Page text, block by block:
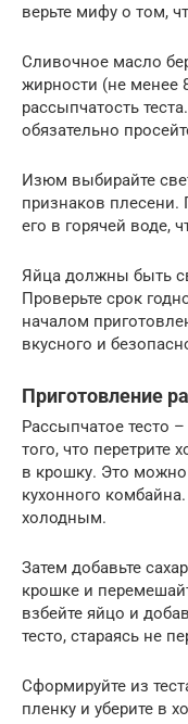
верьте мифу о том,
Сливочное масло
жирности (не менее
рассыпчатость
обязательно
Изюм выбирайте
признаков плесени.
его в горячей воде,
Яйца должны быть
Проверьте срок
началом
вкусного и
Приготовление
Рассыпчатое тесто
того, что перетрите
в крошку. Это
кухонного
холодным.
Затем добавьте
крошке и
взбейте яйцо и
тесто, стараясь не
Сформируйте из
пленку и уберите в